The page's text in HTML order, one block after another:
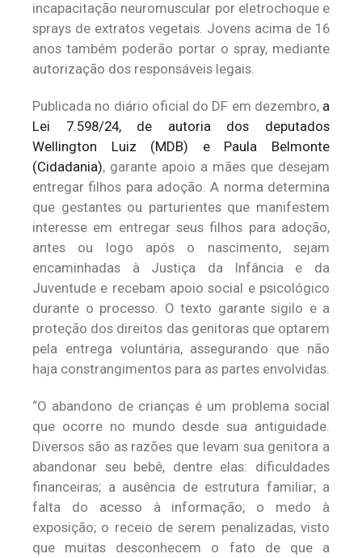
incapacitação neuromuscular por eletrochoque e
sprays de extratos vegetais. Jovens acima de 16
anos também poderão portar o spray, mediante
autorização dos responsáveis legais.
Publicada no diário oficial do DF em dezembro, a
Lei 7.598/24, de autoria dos deputados
Wellington Luiz (MDB) e Paula Belmonte
(Cidadania), garante apoio a mães que desejam
entregar filhos para adoção. A norma determina
que gestantes ou parturientes que manifestem
interesse em entregar seus filhos para adoção,
antes ou logo após o nascimento, sejam
encaminhadas à Justiça da Infância e da
Juventude e recebam apoio social e psicológico
durante o processo. O texto garante sigilo e a
proteção dos direitos das genitoras que optarem
pela entrega voluntária, assegurando que não
haja constrangimentos para as partes envolvidas.
“O abandono de crianças é um problema social
que ocorre no mundo desde sua antiguidade.
Diversos são as razões que levam sua genitora a
abandonar seu bebê, dentre elas: dificuldades
financeiras; a ausência de estrutura familiar; a
falta do acesso à informação; o medo à
exposição; o receio de serem penalizadas, visto
que muitas desconhecem o fato de que a